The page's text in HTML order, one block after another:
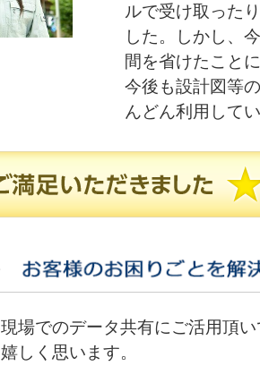
ルで受け取った
した。しかし、
間を省けたこと
今後も設計図等
んどん利用して
現場でのデータ共有にご活用頂
嬉しく思います。